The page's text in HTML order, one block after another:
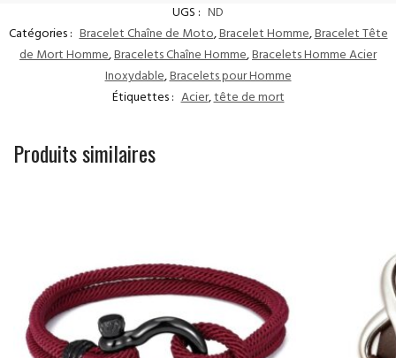
UGS : ND
Catégories : Bracelet Chaîne de Moto,Bracelet Homme,Bracelet Tête
de Mort Homme,Bracelets Chaîne Homme,Bracelets Homme Acier
Inoxydable,Bracelets pour Homme
Étiquettes : Acier,tête de mort
Produits similaires